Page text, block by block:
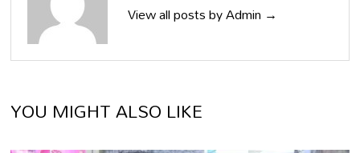
View all posts by Admin →
YOU MIGHT ALSO LIKE